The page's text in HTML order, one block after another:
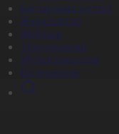
Бағдарлама кестесі
Жаңалықтар
Жобалар
Телехикаялар
Мультсериалдар
Видеоархив